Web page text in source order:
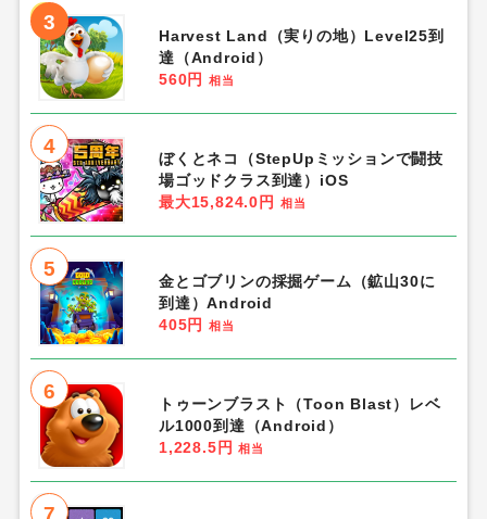
3
Harvest Land（実りの地）Level25到
達（Android）
560円
相当
4
ぼくとネコ（StepUpミッションで闘技
場ゴッドクラス到達）iOS
最大15,824.0円
相当
5
金とゴブリンの採掘ゲーム（鉱山30に
到達）Android
405円
相当
6
トゥーンブラスト（Toon Blast）レベ
ル1000到達（Android）
1,228.5円
相当
7